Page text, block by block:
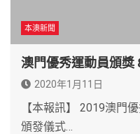
本澳新聞
澳門優秀運動員頒獎
2020年1月11日
【本報訊】 2019澳門
頒發儀式…